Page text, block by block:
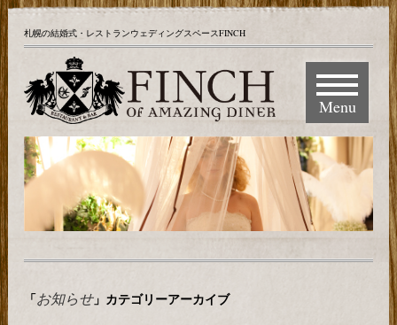
札幌の結婚式・レストランウェディングスペースFINCH
Menu
「お知らせ」カテゴリーアーカイブ